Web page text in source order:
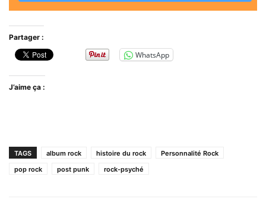
Partager :
WhatsApp
J’aime ça :
TAGS album rock histoire du rock
Personnalité Rock
pop rock
post punk rock-psyché